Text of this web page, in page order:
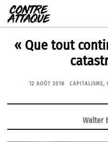
Aller
au
contenu
« Que tout
12 AOÛT 2018 CAPITALISME,
Walter